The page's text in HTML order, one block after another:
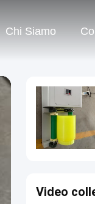
Chi Siamo
Video